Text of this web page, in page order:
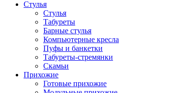
Стулья
Стулья
Табуреты
Барные стулья
Компьютерные кресла
Пуфы и банкетки
Табуреты-стремянки
Скамьи
Прихожие
Готовые прихожие